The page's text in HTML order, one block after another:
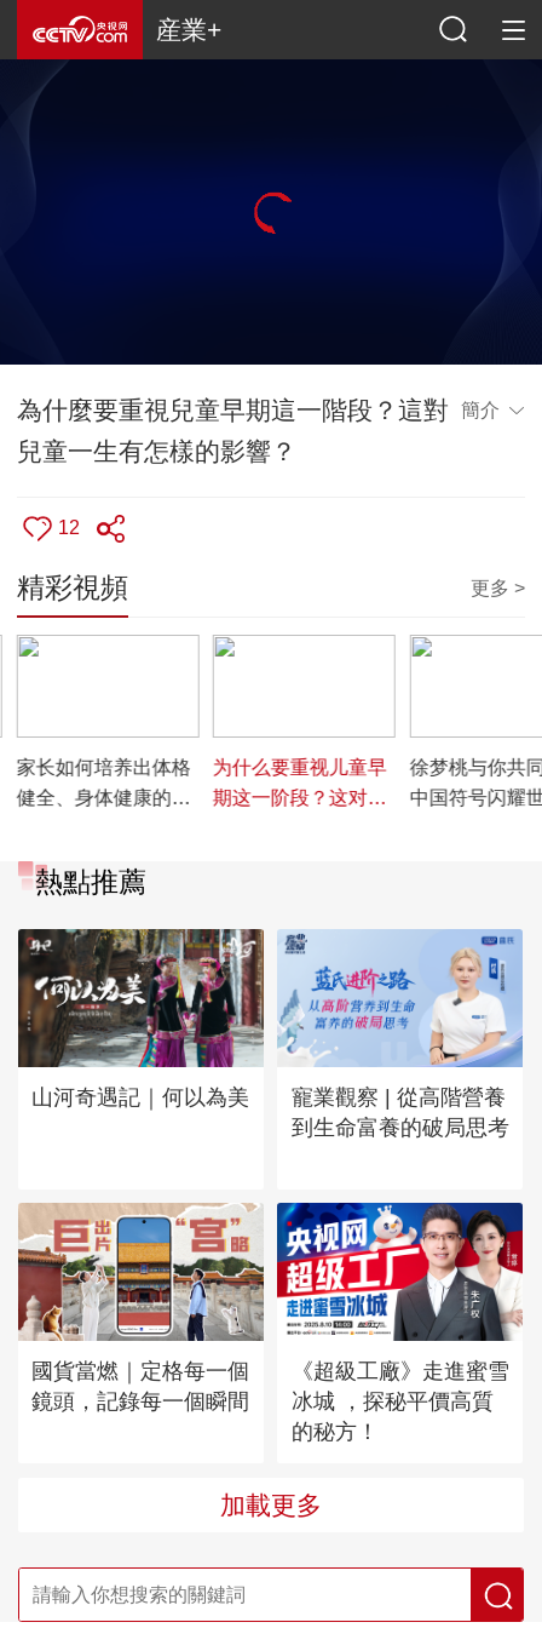
産業+
為什麼要重視兒童早期這一階段？這對
兒童一生有怎樣的影響？
簡介
12
精彩視頻 更多 >
家长如何培养出体格
健全、身体健康的孩
为什么要重视儿童早
期这一阶段？这对儿
徐梦桃与你共
中国符号闪耀
熱點推薦
山河奇遇記｜何以為美
寵業觀察 | 從高階營養
到生命富養的破局思考
國貨當燃｜定格每一個
鏡頭，記錄每一個瞬間
《超級工廠》走進蜜雪
冰城 ，探秘平價高質
的秘方！
加載更多